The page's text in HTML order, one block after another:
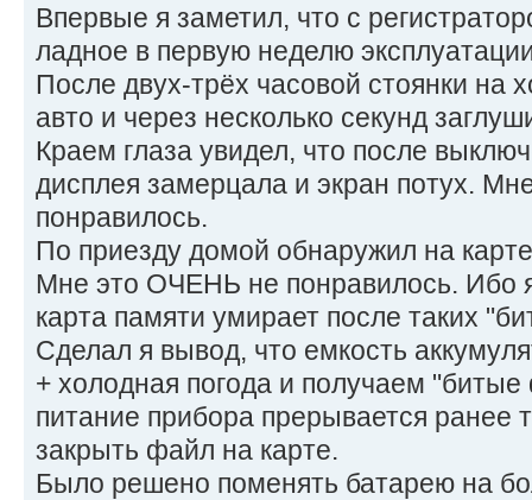
Впервые я заметил, что с
ладное в первую неделю
После двух-трёх часовой стоянки на
авто и через несколько секунд
Краем глаза увидел, что после
дисплея замерцала и экран потух.
понравилось.
По приезду домой обнаружил на
Мне это ОЧЕНЬ не понравилось. Ибо
карта памяти умирает после таких
Сделал я вывод, что емкость
+ холодная погода и получаем
питание прибора прерывается ранее
закрыть файл на карте.
Было решено поменять батарею на